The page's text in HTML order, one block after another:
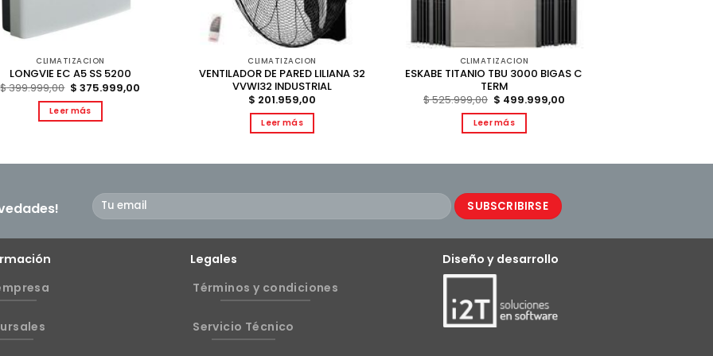
CLIMATIZACION
LONGVIE EC A5 SS 5200
$399.999,00 El
precio
original
era:
$ 399.999,00.
$ 375.999,00
Leer más
CLIMATIZACION
VENTILADOR DE PARED LILIANA 32
VVWI32 INDUSTRIAL
$ 201.959,00
Leer más
CLIMATIZACION
ESKABE TITANIO TBU 3000 BIGAS C
TERM
$525.999,00 El
precio
original
era:
$ 525.999,00.
$ 499.999,00El
Leer más
Legales
Términos y condiciones
Servicio Técnico
Diseño y desarrollo